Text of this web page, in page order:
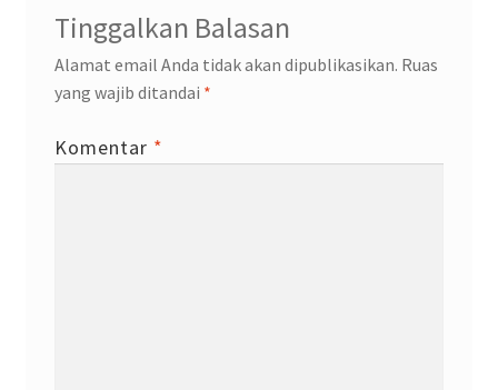
Tinggalkan Balasan
Alamat email Anda tidak akan dipublikasikan. Ruas
yang wajib ditandai *
Komentar *